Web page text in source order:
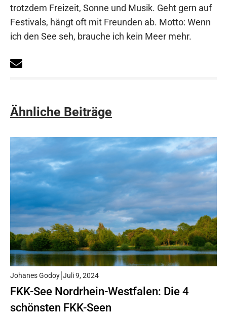
trotzdem Freizeit, Sonne und Musik. Geht gern auf
Festivals, hängt oft mit Freunden ab. Motto: Wenn
ich den See seh, brauche ich kein Meer mehr.
Ähnliche Beiträge
FKK-See Nordrhein-Westfalen: Die 4
schönsten FKK-Seen
Johanes Godoy Juli 9, 2024